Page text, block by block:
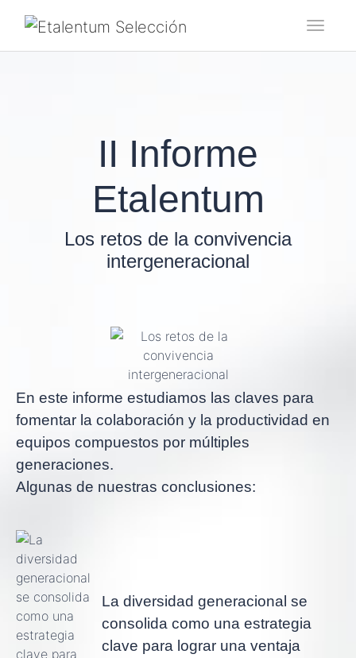
II Informe
Etalentum
Los retos de la convivencia
intergeneracional
En este informe estudiamos las claves para
fomentar la colaboración y la productividad en
equipos compuestos por múltiples
generaciones.
Algunas de nuestras conclusiones:
La diversidad generacional se
consolida como una estrategia
clave para lograr una ventaja